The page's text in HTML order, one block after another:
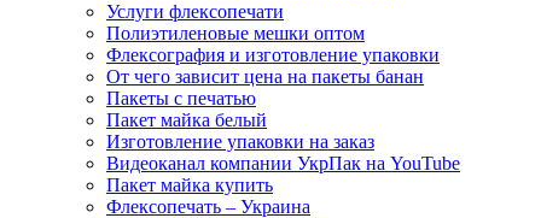
Услуги флексопечати
Полиэтиленовые мешки оптом
Флексография и изготовление упаковки
От чего зависит цена на пакеты банан
Пакеты с печатью
Пакет майка белый
Изготовление упаковки на заказ
Видеоканал компании УкрПак на YouTube
Пакет майка купить
Флексопечать – Украина